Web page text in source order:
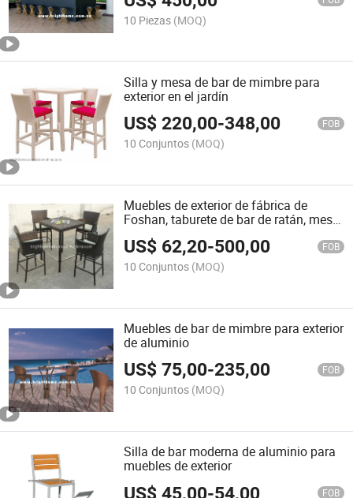
10 Piezas (MOQ)
Silla y mesa de bar de mimbre para
exterior en el jardín
US$220,00-348,00 FOB
10 Conjuntos (MOQ)
Muebles de exterior de fábrica de
Foshan, taburete de bar de ratán, mesa
de bar
US$ 62,20-500,00 FOB
10 Conjuntos (MOQ)
Muebles de bar de mimbre para exterior
de aluminio
US$75,00-235,00 FOB
10 Conjuntos (MOQ)
Silla de bar moderna de aluminio para
muebles de exterior
US$45,00-54,00 FOB